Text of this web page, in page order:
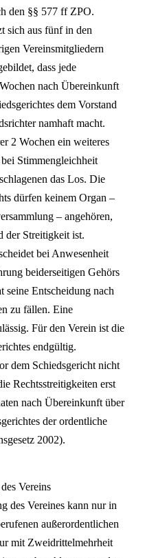
den §§ 577 ff ZPO.
sich aus fünf in den
Vereinsmitgliedern
dass jede
nach Übereinkunft
dem Vorstand
namhaft macht.
2 Wochen ein weiteres
Stimmengleichheit
das Los. Die
dürfen keinem Organ –
– angehören,
der Streitigkeit ist.
bei Anwesenheit
beiderseitigen Gehörs
seine Entscheidung nach
zu fällen. Eine
Für den Verein ist die
endgültig.
dem Schiedsgericht nicht
Rechtsstreitigkeiten erst
nach Übereinkunft über
der ordentliche
2002).
Vereins
Vereines kann nur in
außerordentlichen
mit Zweidrittelmehrheit